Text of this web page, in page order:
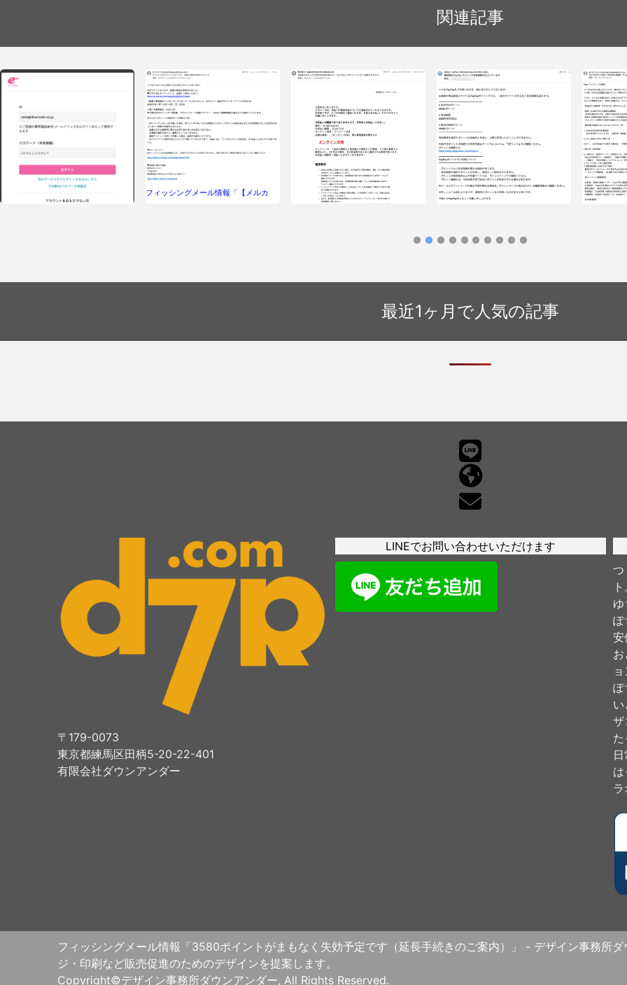
関連記事
フィッシングメール情報「【メルカ
知らせ】電気料金請求書には、まだ支
払いが完了していない金額がありま
PayPay ポイントの有効期限が近づい
最近1ヶ月で人気の記事
〒179-0073
東京都練馬区田柄5-20-22-401
有限会社ダウンアンダー
LINEでお問い合わせいただけます
つ
ぽ
安
ぽ
ザ
フィッシングメール情報「3580ポイントがまもなく失効予定です（延長手続きのご案内）」 - デザイン事務
ジ・印刷など販売促進のためのデザインを提案します。
Copyright©デザイン事務所ダウンアンダー, All Rights Reserved.